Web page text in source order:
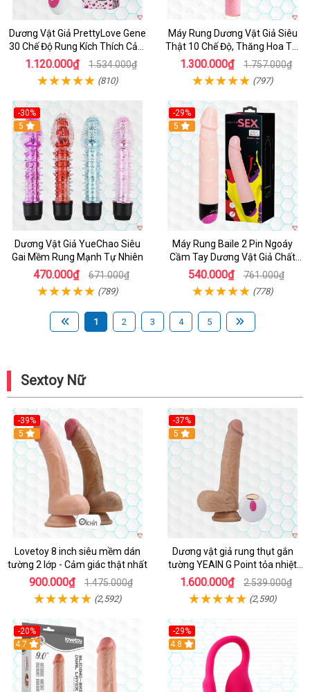
Dương Vật Giả PrettyLove Gene
30 Chế Độ Rung Kích Thích Cảm
Biến Âm Thanh
1.120.000₫ 1.534.000₫
(810)
Máy Rung Dương Vật Giả Siêu
Thật 10 Chế Độ, Thăng Hoa Tối
Ưu
1.300.000₫ 1.757.000₫
(797)
-30%
Hot
5
Dương Vật Giả YueChao Siêu
Gai Mềm Rung Mạnh Tự Nhiên
470.000₫ 671.000₫
(789)
-29%
Hot
5
Máy Rung Baile 2 Pin Ngoáy
Cầm Tay Dương Vật Giả Chất
Lượng
540.000₫ 761.000₫
(778)
1 2 3 4 5
Sextoy Nữ
-39%
Hot
5
Lovetoy 8 inch siêu mềm dán
tường 2 lớp - Cảm giác thật nhất
900.000₫ 1.475.000₫
(2,592)
-37%
5
Dương vật giả rung thụt gắn
tường YEAIN G Point tỏa nhiệt
điều khiển từ xa
1.600.000₫ 2.539.000₫
(2,590)
-20%
Hot
4.7
-29%
Hot
4.8